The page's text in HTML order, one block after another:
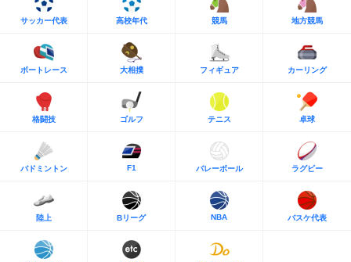
サッカー代表 高校年代 競馬 地方競馬
ボートレース 大相撲 フィギュア カーリング
格闘技 ゴルフ テニス 卓球
バドミントン F1 バレーボール ラグビー
陸上 Bリーグ NBA バスケ代表